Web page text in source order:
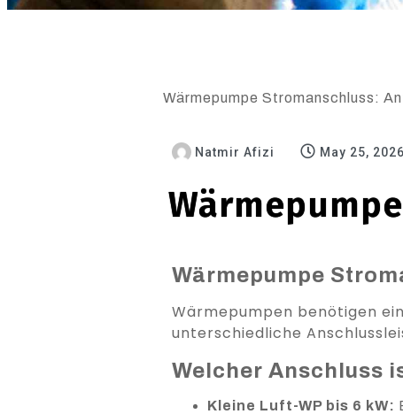
Wärmepumpe Stromanschluss:
Natmir Afizi May 25, 2026
Wärmepumpe
Wärmepumpen benötigen
unterschiedliche
Welcher Anschluss
Kleine Luft-WP bis 6 kW: